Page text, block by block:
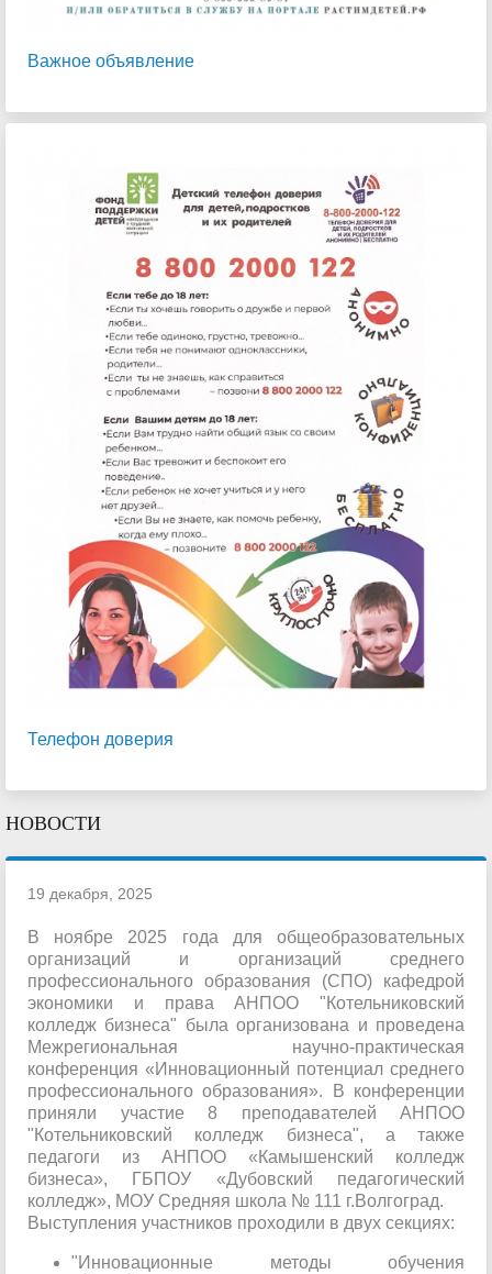
Важное объявление
Телефон доверия
НОВОСТИ
19 декабря, 2025
В ноябре 2025 года для общеобразовательных
организаций и организаций среднего
профессионального образования (СПО) кафедрой
экономики и права АНПОО "Котельниковский
колледж бизнеса" была организована и проведена
Межрегиональная научно-практическая
конференция «Инновационный потенциал среднего
профессионального образования». В конференции
приняли участие 8 преподавателей АНПОО
"Котельниковский колледж бизнеса", а также
педагоги из АНПОО «Камышенский колледж
бизнеса», ГБПОУ «Дубовский педагогический
колледж», МОУ Средняя школа № 111 г.Волгоград.
Выступления участников проходили в двух секциях:
"Инновационные методы обучения